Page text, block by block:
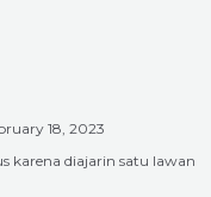
18, 2023
karena diajarin satu lawan